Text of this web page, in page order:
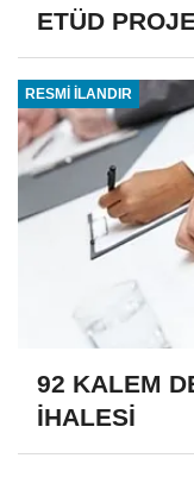
ETÜD
RESMİ İLANDIR
92 KALEM
İHALESİ